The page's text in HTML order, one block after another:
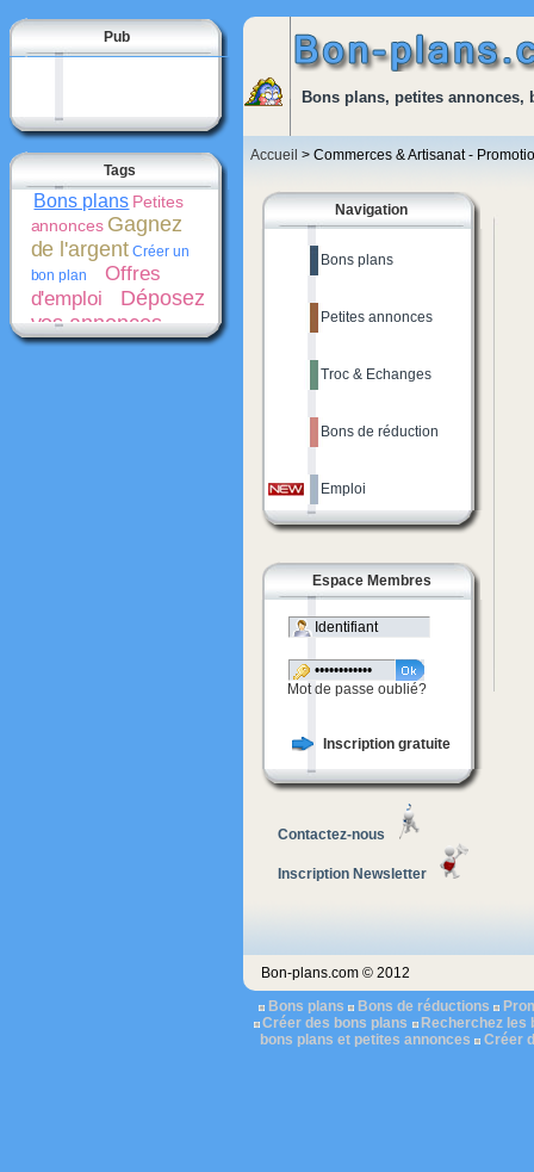
Pub
Tags
Bons plans Petites
annonces Gagnez
de l'argent Créer un
bon plan
Offres
d'emploi
Déposez
vos annonces
gratuitement
Bons
Bons plans, petites
Accueil > Commerces & Artisanat -
Navigation
Bons plans
Petites annonces
Troc & Echanges
Bons de réduction
Emploi
Espace Membres
Mot de passe oublié?
Inscription gratuite
Contactez-nous
Inscription Newsletter
Bon-plans.com © 2012
Bons plans
Bons de réductions
Créer des bons plans
Recherchez les
bons plans et petites annonces
Créer